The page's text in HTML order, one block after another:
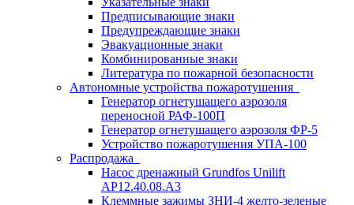
Предписывающие знаки
Предупреждающие знаки
Эвакуационные знаки
Комбинированные знаки
Литература по пожарной безопасности
Автономные устройства пожаротушения
Генератор огнетушащего аэрозоля
переносной РАФ-100П
Генератор огнетушащего аэрозоля ФР-5
Устройство пожаротушения УПА-100
Распродажа
Насос дренажный Grundfos Unilift
АP12.40.08.A3
Клеммные зажимы ЗНИ-4 желто-зеленые